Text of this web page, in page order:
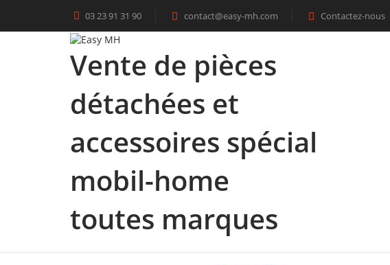
03 23 91 31 90  contact@easy-mh.com  Contactez-nous
Vente de pièces
détachées et
accessoires spécial
mobil-home
toutes marques